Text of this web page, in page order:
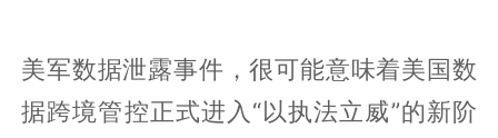
美军数据泄露事件，很可能意味着美国数
据跨境管控正式进入“以执法立威”的新阶